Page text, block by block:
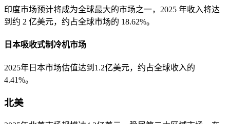
印度市场预计将成为全球最大的市场之一，2025 年收入将达
到约 2 亿美元，约占全球市场的 18.62%。
日本吸收式制冷机市场
2025年日本市场估值达到1.2亿美元，约占全球收入的
4.41%。
北美